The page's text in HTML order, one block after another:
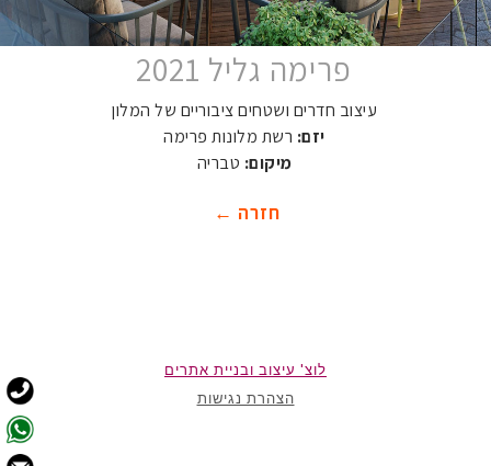
פרימה גליל 2021
עיצוב חדרים ושטחים ציבוריים של המלון
יזם: רשת מלונות פרימה
מיקום: טבריה
חזרה ←
לוצ' עיצוב ובניית אתרים
הצהרת נגישות